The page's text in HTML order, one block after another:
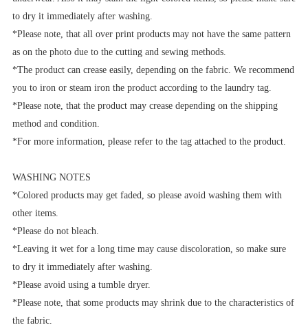
to dry it immediately after washing.
*Please note, that all over print products may not have the same pattern
as on the photo due to the cutting and sewing methods.
*The product can crease easily, depending on the fabric. We recommend
you to iron or steam iron the product according to the laundry tag.
*Please note, that the product may crease depending on the shipping
method and condition.
*For more information, please refer to the tag attached to the product.
WASHING NOTES
*Colored products may get faded, so please avoid washing them with
other items.
*Please do not bleach.
*Leaving it wet for a long time may cause discoloration, so make sure
to dry it immediately after washing.
*Please avoid using a tumble dryer.
*Please note, that some products may shrink due to the characteristics of
the fabric.